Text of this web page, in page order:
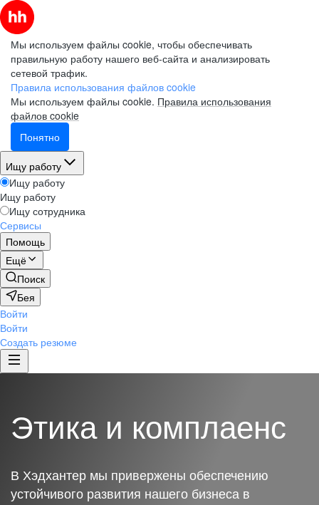
Мы используем файлы cookie, чтобы обеспечивать
правильную работу нашего веб-сайта и анализировать
сетевой трафик.
Правила использования файлов cookie
Мы используем файлы cookie. Правила использования
файлов cookie
Понятно
Ищу работу
Ищу работу
Ищу работу
Ищу сотрудника
Сервисы
Помощь
Ещё
Поиск
Бея
Войти
Войти
Создать резюме
Этика и комплаенс
В Хэдхантер мы привержены обеспечению
устойчивого развития нашего бизнеса в